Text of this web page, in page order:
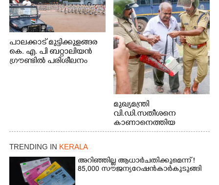
പാലക്കാട് മുട്ടിക്കുളങ്ങര
കെ. എ. പി ബറ്റാലിയൻ
ഗ്രൗണ്ടിൽ പരിശീലനം
മുഖ്യമന്ത്രി
വി.ഡി.സതീശനെ
കാണാനെത്തിയ
മോഹനൻ നായർ
TRENDING IN KERALA
അറിഞ്ഞില്ല ആധാർ ചതിക്കുമെന്ന് !
85,000 സൗജന്യ റേഷൻകാർ കുടുങ്ങി